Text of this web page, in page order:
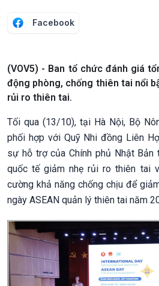
Facebook
(VOV5) - Ban tổ chức đánh giá
động phòng, chống thiên tai nổi
rủi ro thiên tai.
Tối qua (13/10), tại Hà Nội, Bộ
phối hợp với Quỹ Nhi đồng Liên
sự hỗ trợ của Chính phủ Nhật
quốc tế giảm nhẹ rủi ro thiên tai
cường khả năng chống chịu để
ngày ASEAN quản lý thiên tai năm